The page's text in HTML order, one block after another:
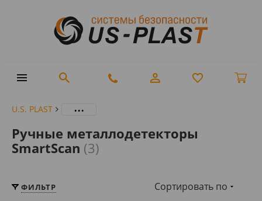
U.S. PLAST ...
Ручные металлодетекторы
SmartScan (3)
ФИЛЬТР Сортировать по